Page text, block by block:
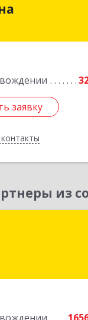
заявку
Подробнее
из